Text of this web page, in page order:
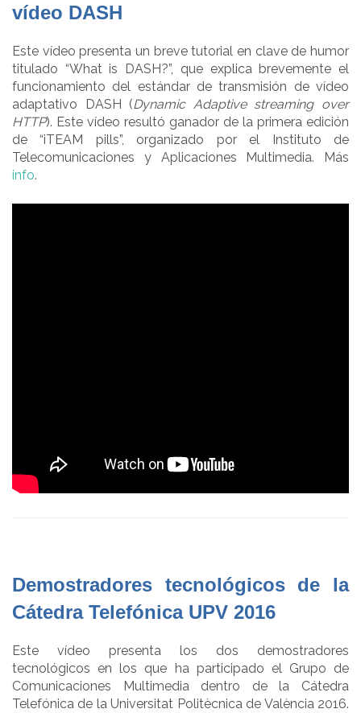
vídeo DASH
Este vídeo presenta un breve tutorial en clave de humor
titulado “What is DASH?”, que explica brevemente el
funcionamiento del estándar de transmisión de vídeo
adaptativo DASH (Dynamic Adaptive streaming over
HTTP). Este vídeo resultó ganador de la primera edición
de “iTEAM pills”, organizado por el Instituto de
Telecomunicaciones y Aplicaciones Multimedia. Más
info.
Demostradores tecnológicos de la
Cátedra Telefónica UPV 2016
Este vídeo presenta los dos demostradores
tecnológicos en los que ha participado el Grupo de
Comunicaciones Multimedia dentro de la Cátedra
Telefónica de la Universitat Politècnica de València 2016.